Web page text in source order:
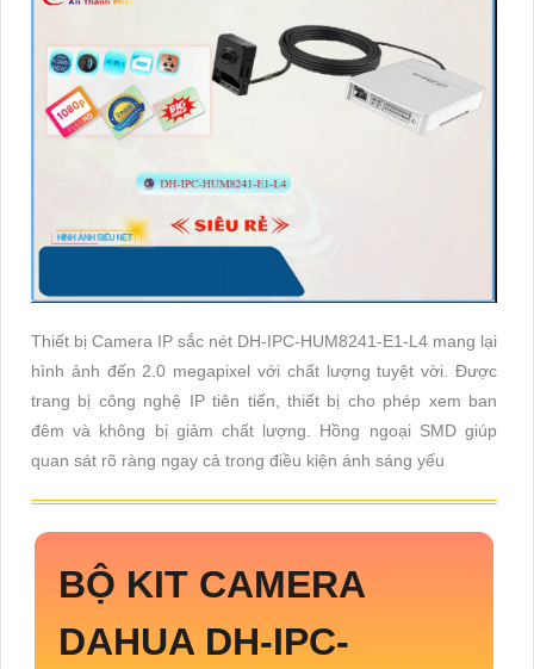
Thiết bị Camera IP sắc nét DH-IPC-HUM8241-E1-L4 mang lại
hình ảnh đến 2.0 megapixel với chất lượng tuyệt vời. Được
trang bị công nghệ IP tiên tiến, thiết bị cho phép xem ban
đêm và không bị giảm chất lượng. Hồng ngoại SMD giúp
quan sát rõ ràng ngay cả trong điều kiện ánh sáng yếu
BỘ KIT CAMERA
DAHUA DH-IPC-